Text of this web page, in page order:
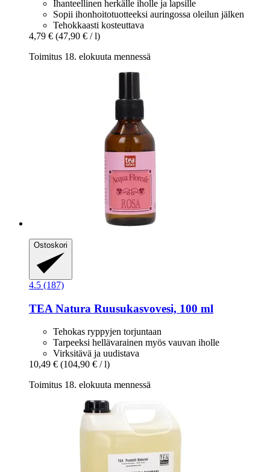
Ihanteellinen herkälle iholle ja lapsille
Sopii ihonhoitotuotteeksi auringossa oleilun jälken
Tehokkaasti kosteuttava
4,79 € (47,90 € / l)
Toimitus 18. elokuuta mennessä
Ostoskori
4.5 (187)
TEA Natura Ruusukasvovesi, 100 ml
Tehokas ryppyjen torjuntaan
Tarpeeksi hellävarainen myös vauvan iholle
Virksitävä ja uudistava
10,49 € (104,90 € / l)
Toimitus 18. elokuuta mennessä